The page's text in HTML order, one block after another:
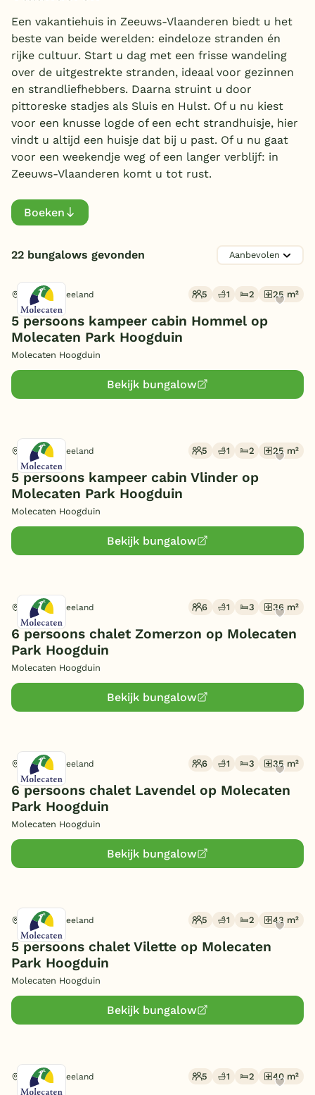
Overdekt zwembad
Wildwaterbaan
Indoor speeltuin
Alle populaire faciliteiten
Keuzehulp
Bestemmingen
Texel
Duitsland
België
Blog
Een vakantiehuis in Zeeuws-Vlaanderen biedt u het
beste van beide werelden: eindeloze stranden én
rijke cultuur. Start u dag met een frisse wandeling
over de uitgestrekte stranden, ideaal voor gezinnen
en strandliefhebbers. Daarna struint u door
pittoreske stadjes als Sluis en Hulst. Of u nu kiest
voor een knusse logde of een echt strandhuisje, hier
vindt u altijd een huisje dat bij u past. Of u nu gaat
voor een weekendje weg of een langer verblijf: in
Zeeuws-Vlaanderen komt u tot rust.
Boeken
Rookvrije bungalow(22)
Huisdiervrije bungalow(7)
Personen
4 personen
5 personen
6 personen(8)
10 personen
Toon meer filters (1)
Slaapkamers
1 slaapkamer (3)
2 slaapkamers
3 slaapkamers
5 slaapkamers
1 badkamer
Parkeren bij bungalow
Huisdieren toegestaan(14)
Omgeving
Aan zee/strand
Toon22 bungalows gevonden
22 bungalows gevonden
Cadzand, Zeeland 5 1 2 25 m²
5 persoons kampeer cabin Hommel op
Molecaten Park Hoogduin
Molecaten Hoogduin
Bekijk bungalow
Cadzand, Zeeland 5 1 2 25 m²
5 persoons kampeer cabin Vlinder op
Molecaten Park Hoogduin
Molecaten Hoogduin
Bekijk bungalow
Cadzand, Zeeland 6 1 3 36 m²
6 persoons chalet Zomerzon op Molecaten
Park Hoogduin
Molecaten Hoogduin
Bekijk bungalow
Cadzand, Zeeland 6 1 3 35 m²
6 persoons chalet Lavendel op Molecaten
Park Hoogduin
Molecaten Hoogduin
Bekijk bungalow
Cadzand, Zeeland 5 1 2 43 m²
5 persoons chalet Vilette op Molecaten
Park Hoogduin
Molecaten Hoogduin
Bekijk bungalow
Cadzand, Zeeland 5 1 2 40 m²